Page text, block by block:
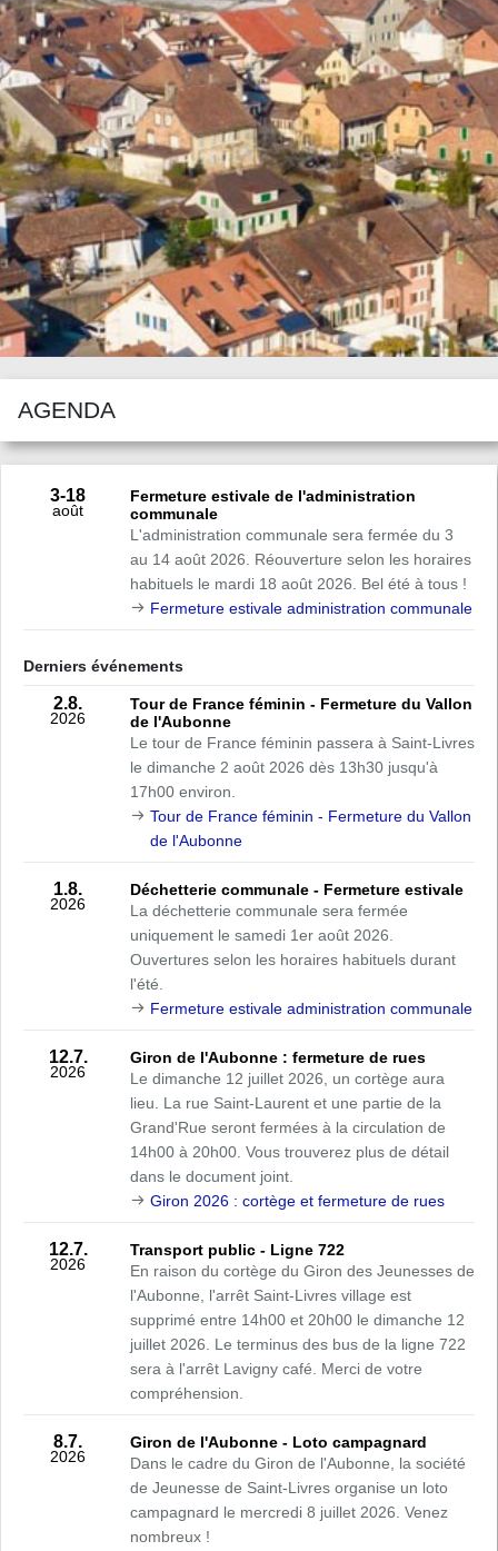
AGENDA
3-18
août
Fermeture estivale de l'administration
communale
L'administration communale sera fermée du 3
au 14 août 2026. Réouverture selon les horaires
habituels le mardi 18 août 2026. Bel été à tous !
Fermeture estivale administration communale
Derniers événements
2.8.
2026
Tour de France féminin - Fermeture du Vallon
de l'Aubonne
Le tour de France féminin passera à Saint-Livres
le dimanche 2 août 2026 dès 13h30 jusqu'à
17h00 environ.
Tour de France féminin - Fermeture du Vallon
de l'Aubonne
1.8.
2026
Déchetterie communale - Fermeture estivale
La déchetterie communale sera fermée
uniquement le samedi 1er août 2026.
Ouvertures selon les horaires habituels durant
l'été.
Fermeture estivale administration communale
12.7.
2026
Giron de l'Aubonne : fermeture de rues
Le dimanche 12 juillet 2026, un cortège aura
lieu. La rue Saint-Laurent et une partie de la
Grand'Rue seront fermées à la circulation de
14h00 à 20h00. Vous trouverez plus de détail
dans le document joint.
Giron 2026 : cortège et fermeture de rues
12.7.
2026
Transport public - Ligne 722
En raison du cortège du Giron des Jeunesses de
l'Aubonne, l'arrêt Saint-Livres village est
supprimé entre 14h00 et 20h00 le dimanche 12
juillet 2026. Le terminus des bus de la ligne 722
sera à l'arrêt Lavigny café. Merci de votre
compréhension.
8.7.
2026
Giron de l'Aubonne - Loto campagnard
Dans le cadre du Giron de l'Aubonne, la société
de Jeunesse de Saint-Livres organise un loto
campagnard le mercredi 8 juillet 2026. Venez
nombreux !